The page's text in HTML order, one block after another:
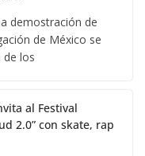
demostración de
de México se
los
al Festival
2.0” con skate, rap